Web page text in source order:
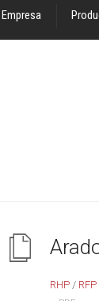
Empresa
RHP /